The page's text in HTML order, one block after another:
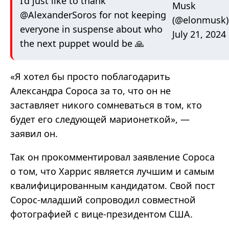
@AlexanderSoros for not keeping
everyone in suspense about who
the next puppet would be 🙏
Musk
(@elonmusk)
July 21, 2024
«Я хотел бы просто поблагодарить
Александра Сороса за то, что он не
заставляет никого сомневаться в том, кто
будет его следующей марионеткой», —
заявил он.
Так он прокомментировал заявление Сороса
о том, что Харрис является лучшим и самым
квалифицированным кандидатом. Свой пост
Сорос-младший сопроводил совместной
фотографией с вице-президентом США.